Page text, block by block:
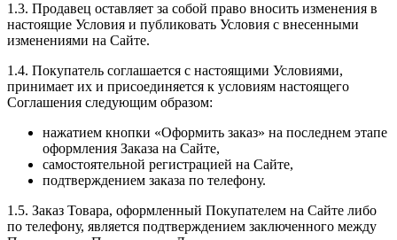
1.3. Продавец оставляет за собой право вносить изменения в
настоящие Условия и публиковать Условия с внесенными
изменениями на Сайте.
1.4. Покупатель соглашается с настоящими Условиями,
принимает их и присоединяется к условиям настоящего
Соглашения следующим образом:
нажатием кнопки «Оформить заказ» на последнем этапе
оформления Заказа на Сайте,
самостоятельной регистрацией на Сайте,
подтверждением заказа по телефону.
1.5. Заказ Товара, оформленный Покупателем на Сайте либо
по телефону, является подтверждением заключенного между